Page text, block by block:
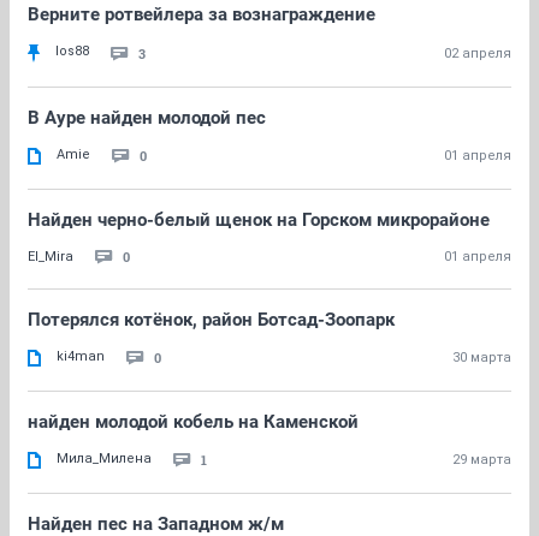
Верните ротвейлера за вознаграждение
los88 3 02 апреля
В Ауре найден молодой пес
Amie 0 01 апреля
Найден черно-белый щенок на Горском микрорайоне
El_Mira 0 01 апреля
Потерялся котёнок, район Ботсад-Зоопарк
ki4man 0 30 марта
найден молодой кобель на Каменской
Мила_Милена 1 29 марта
Найден пес на Западном ж/м